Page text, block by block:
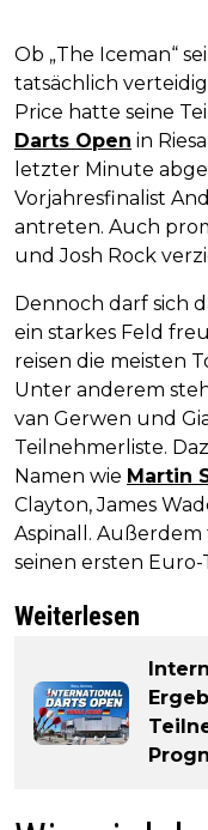
Ob „The Iceman“
tatsächlich
Price hatte seine
Darts Open in
letzter Minute
Vorjahresfinalist
antreten. Auch
und Josh Rock
Dennoch darf sich
ein starkes Feld
reisen die meisten
Unter anderem
van Gerwen und
Teilnehmerliste.
Namen wie Martin
Clayton, James
Aspinall. Außerdem
seinen ersten
Weiterlesen